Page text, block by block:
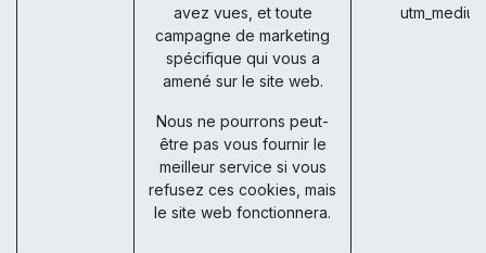
avez vues, et toute
campagne de marketing
spécifique qui vous a
amené sur le site web.
Nous ne pourrons peut-
être pas vous fournir le
meilleur service si vous
refusez ces cookies, mais
le site web fonctionnera.